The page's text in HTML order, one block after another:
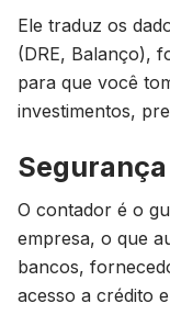
Ele traduz os
(DRE, Balanço),
para que você
investimentos,
O contador é o
empresa, o que
bancos,
acesso a crédito